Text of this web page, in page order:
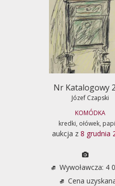
Nr Katalogowy
Józef Czapski
KOMÓDKA
kredki, ołówek,
aukcja z 8 grudnia
Wywoławcza: 4
Cena